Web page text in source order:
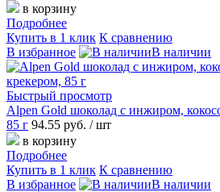
в корзину
Подробнее
Купить в 1 клик К сравнению
В избранное
В наличии
Быстрый просмотр
Alpen Gold шоколад с инжиром,
85 г 94.55 руб. / шт
в корзину
Подробнее
Купить в 1 клик К сравнению
В избранное
В наличии